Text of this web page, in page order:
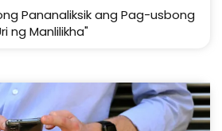
Pananaliksik ang Pag-usbong
ng Manlilikha"